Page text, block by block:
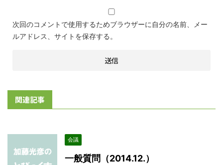
次回のコメントで使用するためブラウザーに自分の名前、メー
ルアドレス、サイトを保存する。
関連記事
会議
一般質問（2014.12.）